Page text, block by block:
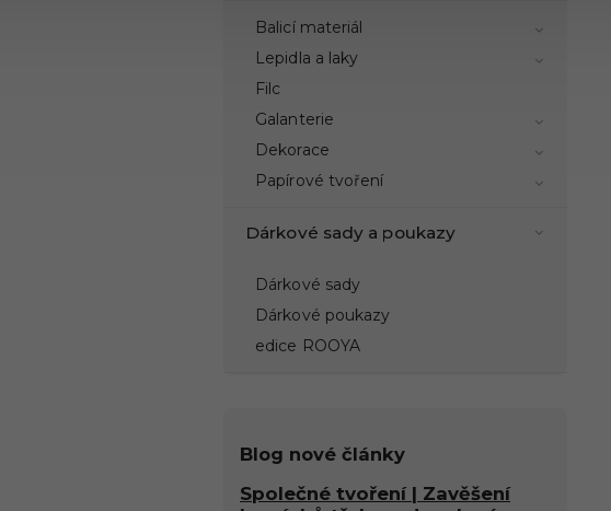
Balicí materiál
Lepidla a laky
Filc
Galanterie
Dekorace
Papírové tvoření
Dárkové sady a poukazy
Dárkové sady
Dárkové poukazy
edice ROOYA
Blog nové články
Společné tvoření | Zavěšení